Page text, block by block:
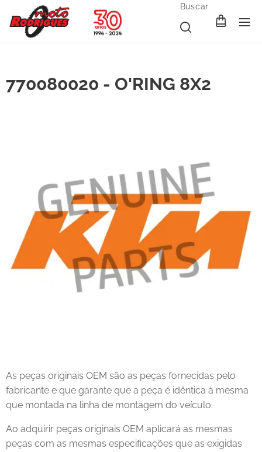
Buscar
770080020 - O'RING 8X2
As peças originais OEM são as peças fornecidas pelo
fabricante e que garante que a peça é idêntica à mesma
que montada na linha de montagem do veículo.
Ao adquirir peças originais OEM aplicará as mesmas
peças com as mesmas especificações que as exigidas